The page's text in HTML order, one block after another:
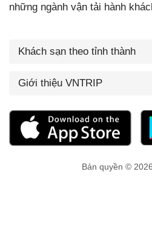
những ngành vận tải hành
Khách sạn theo tỉnh thành
Giới thiệu VNTRIP
Bản quyền ©